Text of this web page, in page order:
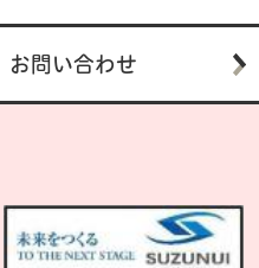
お問い合わせ